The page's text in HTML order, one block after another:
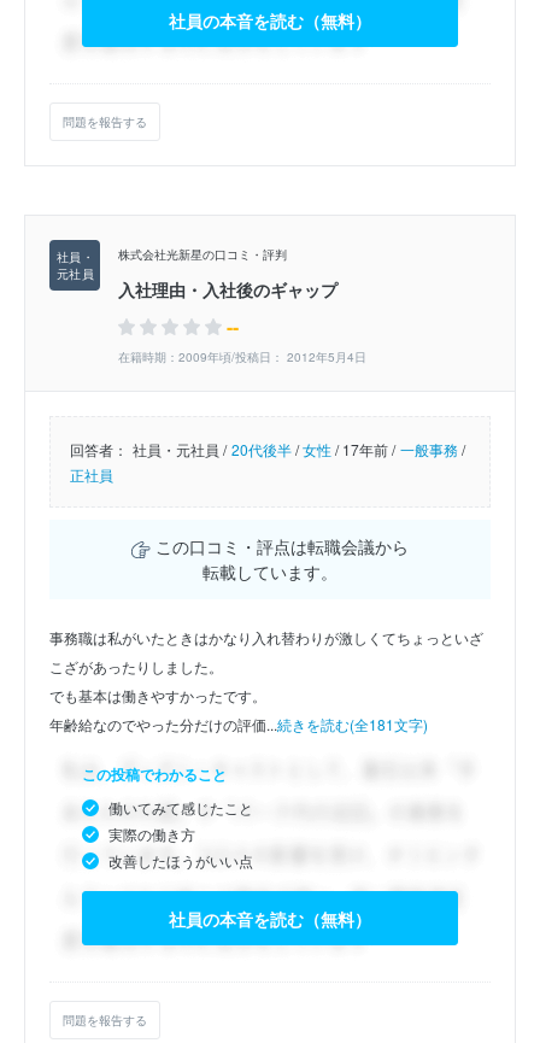
社員の本音を読む（無料）
問題を報告する
株式会社光新星の口コミ・評判
入社理由・入社後のギャップ
--
在籍時期：2009年頃/投稿日： 2012年5月4日
回答者： 社員・元社員 / 20代後半/女性/17年前 / 一般事務/
正社員
この口コミ・評点は転職会議から
転載しています。
事務職は私がいたときはかなり入れ替わりが激しくてちょっといざ
こざがあったりしました。
でも基本は働きやすかったです。
年齢給なのでやった分だけの評価...続きを読む(全181文字)
この投稿でわかること
働いてみて感じたこと
実際の働き方
改善したほうがいい点
社員の本音を読む（無料）
問題を報告する